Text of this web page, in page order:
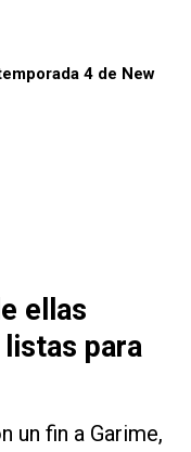
4 de New
ellas
para
un fin a Garime,